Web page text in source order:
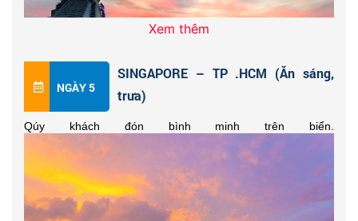
Buổi chiều, du thuyền xuất bến đi Malaysia đến thủ đô
Kualalumpur ngắm cảnh Hoàng Hôn trên Đại Dương & Chụp
ảnh kỷ niệm
Du thuyền cập bến thành phố Klang. Đoàn
cao cấp trên Du thuyền 5sao.Tự do hưởng thụ tất cả dịch vụ
Miễn phí trên Du thuyền.
Du thuyền cập bến thành phố biển xinh đẹp Phuket,Thái
Phi Phi, vịnh Phang Nga chùa Kathu ... theo sở thích riêng
của mình.
Xem thêm
NGÀY 5
SINGAPORE – TP .HCM (Ăn sáng,
trưa)
Qúy khách đón bình minh trên biển.